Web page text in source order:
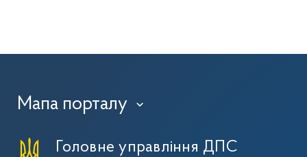
Мапа порталу ›
Головне управління ДПС